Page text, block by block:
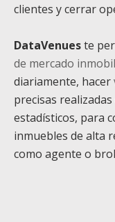
clientes y cerrar
DataVenueste
de mercado
diariamente, hacer
precisas
estadísticos, para
inmuebles de alta
como agente o